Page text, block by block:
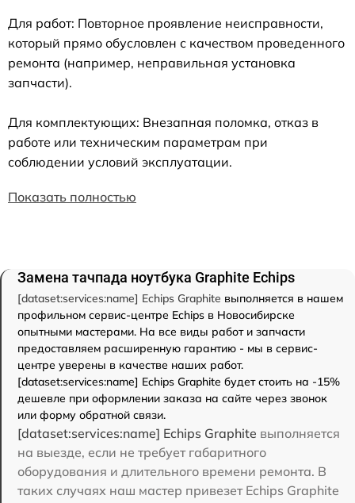
Для работ: Повторное проявление неисправности,
который прямо обусловлен с качеством проведенного
ремонта (например, неправильная установка
запчасти).
Для комплектующих: Внезапная поломка, отказ в
работе или техническим параметрам при
соблюдении условий эксплуатации.
Показать полностью
Замена тачпада ноутбука Graphite Echips
[dataset:services:name] Echips Graphite выполняется в нашем
профильном сервис-центре Echips в Новосибирске
опытными мастерами. На все виды работ и запчасти
предоставляем расширенную гарантию - мы в сервис-
центре уверены в качестве наших работ.
[dataset:services:name] Echips Graphite будет стоить на -15%
дешевле при оформлении заказа на сайте через звонок
или форму обратной связи.
[dataset:services:name] Echips Graphite выполняется
на выезде, если не требует габаритного
оборудования и длительного времени ремонта. В
таких случаях наш мастер привезет Echips Graphite